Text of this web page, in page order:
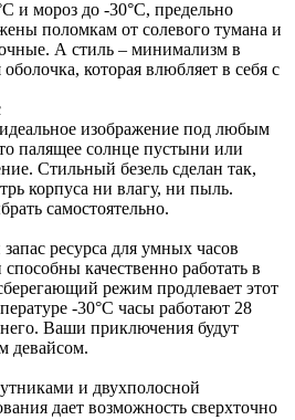
и мороз до -30°C, предельно
поломкам от солевого тумана и
А стиль – минимализм в
которая влюбляет в себя с
изображение под любым
палящее солнце пустыни или
Стильный безель сделан так,
корпуса ни влагу, ни пыль.
самостоятельно.
ресурса для умных часов
качественно работать в
режим продлевает этот
-30°C часы работают 28
Ваши приключения будут
девайсом.
и двухполосной
дает возможность сверхточно